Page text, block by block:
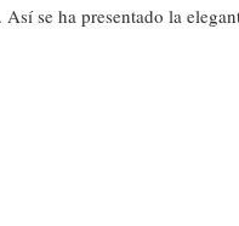
se ha presentado la